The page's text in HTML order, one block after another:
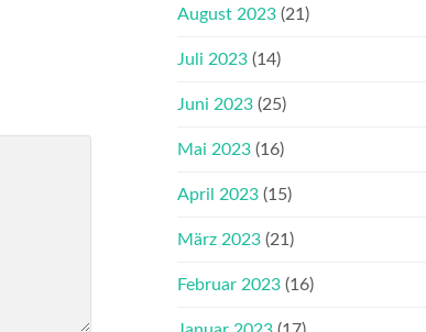
August 2023 (21)
Juli 2023 (14)
Juni 2023 (25)
Mai 2023 (16)
April 2023 (15)
März 2023 (21)
Februar 2023 (16)